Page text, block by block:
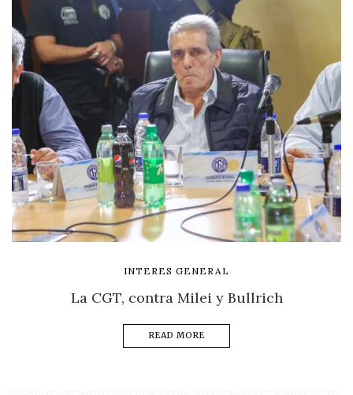
INTERES GENERAL
La CGT, contra Milei y Bullrich
READ MORE